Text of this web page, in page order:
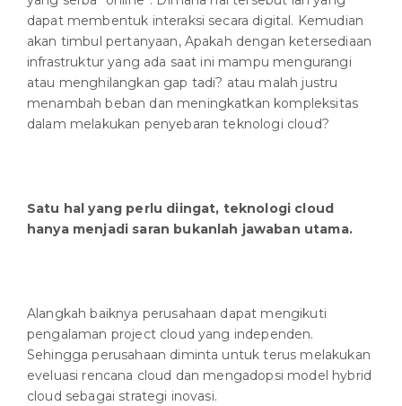
dapat membentuk interaksi secara digital. Kemudian
akan timbul pertanyaan, Apakah dengan ketersediaan
infrastruktur yang ada saat ini mampu mengurangi
atau menghilangkan gap tadi? atau malah justru
menambah beban dan meningkatkan kompleksitas
dalam melakukan penyebaran teknologi cloud?
Satu hal yang perlu diingat, teknologi cloud
hanya menjadi saran bukanlah jawaban utama.
Alangkah baiknya perusahaan dapat mengikuti
pengalaman project cloud yang independen.
Sehingga perusahaan diminta untuk terus melakukan
eveluasi rencana cloud dan mengadopsi model hybrid
cloud sebagai strategi inovasi.